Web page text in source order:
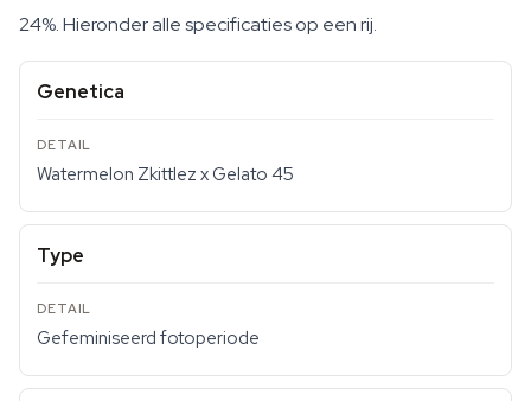
24%. Hieronder alle specificaties op een rij.
Genetica
Watermelon Zkittlez x Gelato 45
Type
Gefeminiseerd fotoperiode